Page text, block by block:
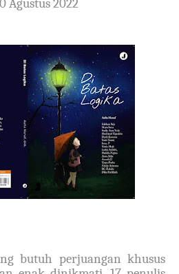
Agustus 2022
butuh perjuangan khusus